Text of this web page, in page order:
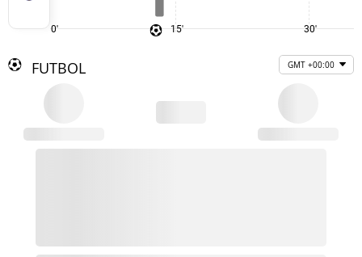
0' 15' 30'
FUTBOL GMT +00:00